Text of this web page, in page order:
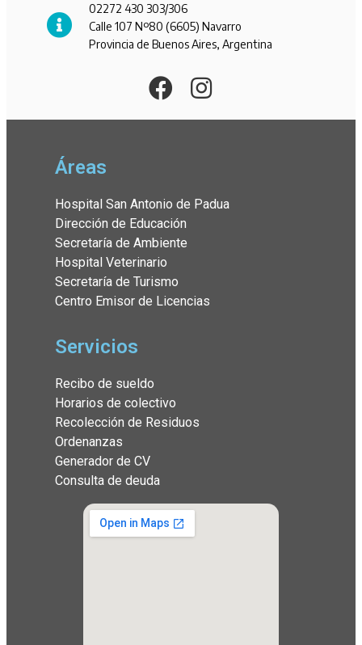
02272 430 303/306
Calle 107 Nº80 (6605) Navarro
Provincia de Buenos Aires, Argentina
Áreas
Hospital San Antonio de Padua
Dirección de Educación
Secretaría de Ambiente
Hospital Veterinario
Secretaría de Turismo
Centro Emisor de Licencias
Servicios
Recibo de sueldo
Horarios de colectivo
Recolección de Residuos
Ordenanzas
Generador de CV
Consulta de deuda